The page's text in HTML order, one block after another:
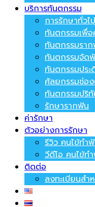
บริการทันตกรรม
การรักษาทั่วไป
ทันตกรรมเพื่
ทันตกรรมรา
ทันตกรรมจัด
ทันตกรรมปร
ศัลยกรรมช่อ
ทันตกรรมปริ
รักษารากฟัน
ค่ารักษา
ตัวอย่างการรักษา
รีวิว คนไข้ทำ
วีดีโอ คนไข้ท
ติดต่อ
ลงทะเบียนส